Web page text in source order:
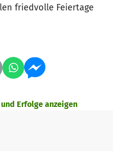
friedvolle Feiertage
Erfolge anzeigen